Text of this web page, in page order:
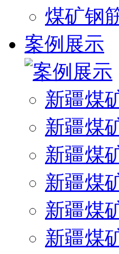
煤矿钢
案例展示
新疆煤
新疆煤
新疆煤
新疆煤
新疆煤
新疆煤